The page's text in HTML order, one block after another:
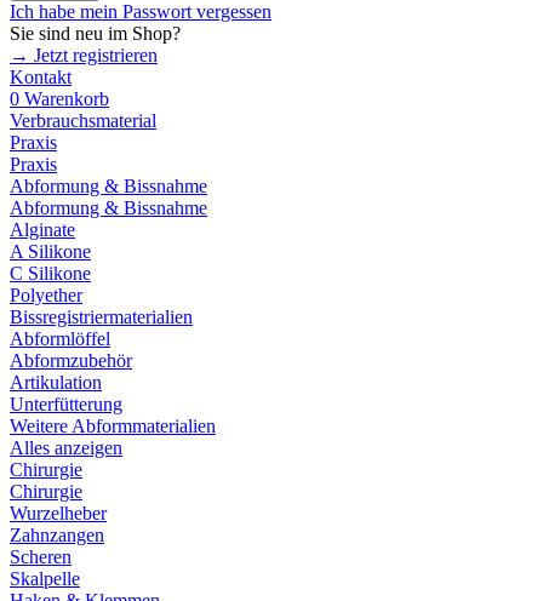
Ich habe mein Passwort vergessen
Sie sind neu im Shop?
→ Jetzt registrieren
Kontakt
0 Warenkorb
Verbrauchsmaterial
Praxis
Praxis
Abformung & Bissnahme
Abformung & Bissnahme
Alginate
A Silikone
C Silikone
Polyether
Bissregistriermaterialien
Abformlöffel
Abformzubehör
Artikulation
Unterfütterung
Weitere Abformmaterialien
Alles anzeigen
Chirurgie
Chirurgie
Wurzelheber
Zahnzangen
Scheren
Skalpelle